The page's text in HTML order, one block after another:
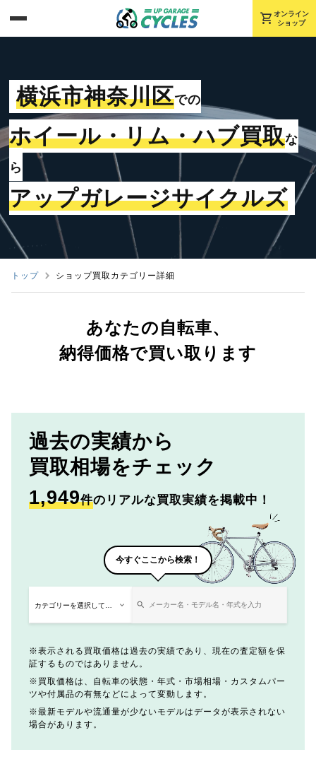
shopping_cart オンライン
ショップ
横浜市神奈川区での
ホイール・リム・ハブ買取な
ら
アップガレージサイクルズ
トップ ショップ買取カテゴリー詳細
あなたの自転車、
納得価格で買い取ります
過去の実績から
買取相場をチェック
1,949件のリアルな買取実績を掲載中！
今すぐここから検索！
表示される買取価格は過去の実績であり、現在の査定額を保
証するものではありません。
買取価格は、自転車の状態・年式・市場相場・カスタムパー
ツや付属品の有無などによって変動します。
最新モデルや流通量が少ないモデルはデータが表示されない
場合があります。